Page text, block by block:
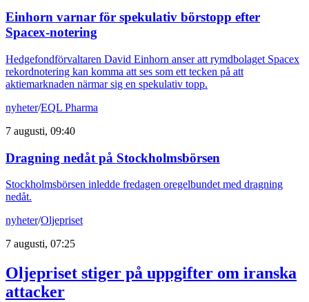
Einhorn varnar för spekulativ börstopp efter
Spacex-notering
Hedgefondförvaltaren David Einhorn anser att rymdbolaget Spacex
rekordnotering kan komma att ses som ett tecken på att
aktiemarknaden närmar sig en spekulativ topp.
nyheter/EQL Pharma
7 augusti, 09:40
Dragning nedåt på Stockholmsbörsen
Stockholmsbörsen inledde fredagen oregelbundet med dragning
nedåt.
nyheter/Oljepriset
7 augusti, 07:25
Oljepriset stiger på uppgifter om iranska
attacker